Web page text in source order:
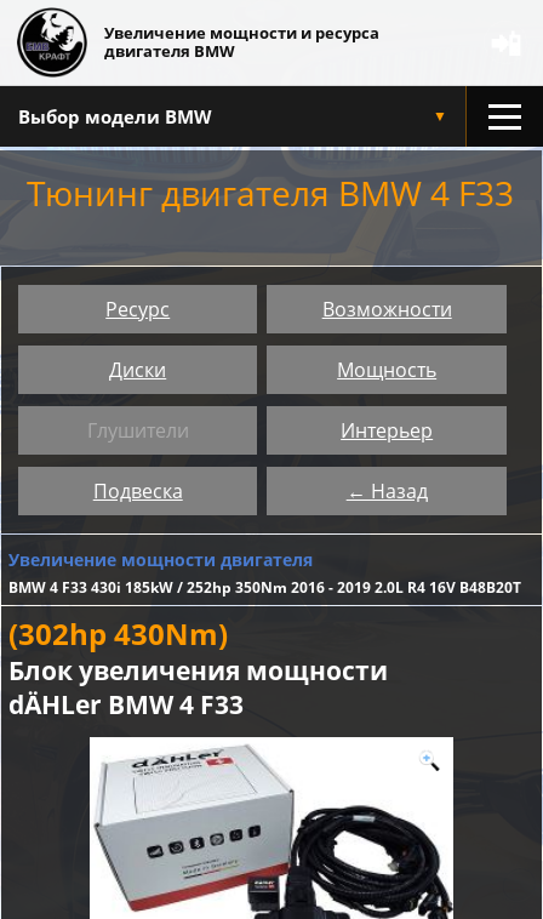
Увеличение мощности и ресурса
двигателя BMW
Выбор модели BMW ▼
Тюнинг двигателя BMW 4 F33
Ресурс Возможности
Диски Мощность
Глушители Интерьер
Подвеска ← Назад
Увеличение мощности двигателя
BMW 4 F33 430i 185kW / 252hp 350Nm 2016 - 2019 2.0L R4 16V B48B20T
(302hp 430Nm)
Блок увеличения мощности
dÄHLer BMW 4 F33